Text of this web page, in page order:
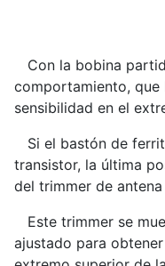
Con la bobina
comportamiento, que
sensibilidad en el
Si el bastón de
transistor, la última
del trimmer de
Este trimmer se
ajustado para